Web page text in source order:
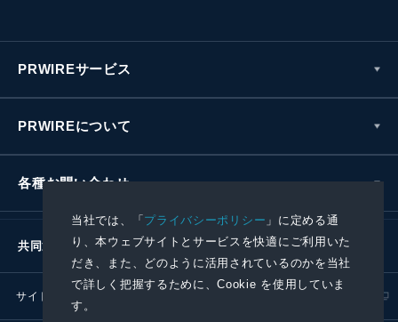
当社では、「プライバシーポリシー 」に定める通
り、本ウェブサイトとサービスを快適にご利用いた
だき、また、どのように活用されているのかを当社
で詳しく把握するために、Cookie を使用していま
す。
PRWIREサービス
PRWIREについて
各種お問い合わせ
共同通信社グループ
サイトポリシー